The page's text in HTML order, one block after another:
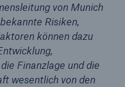
von Munich
Risiken,
können dazu
Finanzlage und die
wesentlich von den